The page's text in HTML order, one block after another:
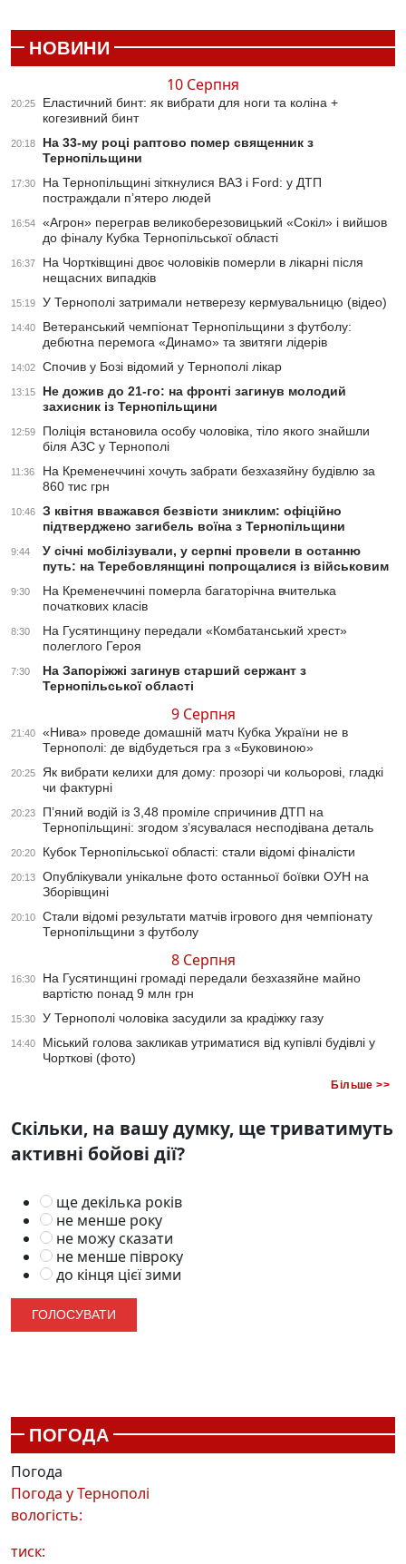
НОВИНИ
10 Серпня
20:25
Еластичний бинт: як вибрати для ноги та коліна +
когезивний бинт
20:18
На 33-му році раптово помер священник з
Тернопільщини
17:30
На Тернопільщині зіткнулися ВАЗ і Ford: у ДТП
постраждали п’ятеро людей
16:54
«Агрон» переграв великоберезовицький «Сокіл» і вийшов
до фіналу Кубка Тернопільської області
16:37
На Чортківщині двоє чоловіків померли в лікарні після
нещасних випадків
15:19 У Тернополі затримали нетверезу кермувальницю (відео)
14:40
Ветеранський чемпіонат Тернопільщини з футболу:
дебютна перемога «Динамо» та звитяги лідерів
14:02 Спочив у Бозі відомий у Тернополі лікар
13:15
Не дожив до 21-го: на фронті загинув молодий
захисник із Тернопільщини
12:59
Поліція встановила особу чоловіка, тіло якого знайшли
біля АЗС у Тернополі
11:36
На Кременеччині хочуть забрати безхазяйну будівлю за
860 тис грн
10:46
З квітня вважався безвісти зниклим: офіційно
підтверджено загибель воїна з Тернопільщини
9:44
У січні мобілізували, у серпні провели в останню
путь: на Теребовлянщині попрощалися із військовим
9:30
На Кременеччині померла багаторічна вчителька
початкових класів
8:30
На Гусятинщину передали «Комбатанський хрест»
полеглого Героя
7:30
На Запоріжжі загинув старший сержант з
Тернопільської області
9 Серпня
21:40
«Нива» проведе домашній матч Кубка України не в
Тернополі: де відбудеться гра з «Буковиною»
20:25
Як вибрати келихи для дому: прозорі чи кольорові, гладкі
чи фактурні
20:23
П’яний водій із 3,48 проміле спричинив ДТП на
Тернопільщині: згодом з’ясувалася несподівана деталь
20:20 Кубок Тернопільської області: стали відомі фіналісти
20:13
Опублікували унікальне фото останньої боївки ОУН на
Зборівщині
20:10
Стали відомі результати матчів ігрового дня чемпіонату
Тернопільщини з футболу
8 Серпня
16:30
На Гусятинщині громаді передали безхазяйне майно
вартістю понад 9 млн грн
15:30 У Тернополі чоловіка засудили за крадіжку газу
14:40
Міський голова закликав утриматися від купівлі будівлі у
Чорткові (фото)
Більше >>
Скільки, на вашу думку, ще триватимуть
активні бойові дії?
ще декілька років
не менше року
не можу сказати
не менше півроку
до кінця цієї зими
ПОГОДА
Погода
Погода уТернополі
вологість:
тиск: